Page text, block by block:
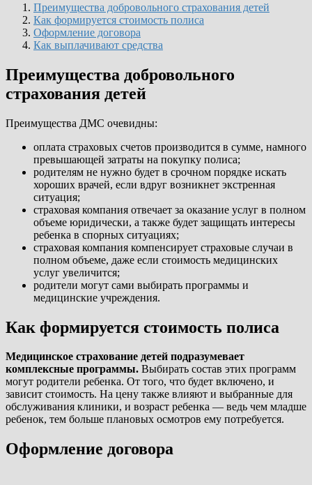
Преимущества добровольного страхования детей
Как формируется стоимость полиса
Оформление договора
Как выплачивают средства
Преимущества добровольного
страхования детей
Преимущества ДМС очевидны:
оплата страховых счетов производится в сумме, намного
превышающей затраты на покупку полиса;
родителям не нужно будет в срочном порядке искать
хороших врачей, если вдруг возникнет экстренная
ситуация;
страховая компания отвечает за оказание услуг в полном
объеме юридически, а также будет защищать интересы
ребенка в спорных ситуациях;
страховая компания компенсирует страховые случаи в
полном объеме, даже если стоимость медицинских
услуг увеличится;
родители могут сами выбирать программы и
медицинские учреждения.
Как формируется стоимость полиса
Медицинское страхование детей подразумевает
комплексные программы. Выбирать состав этих программ
могут родители ребенка. От того, что будет включено, и
зависит стоимость. На цену также влияют и выбранные для
обслуживания клиники, и возраст ребенка — ведь чем младше
ребенок, тем больше плановых осмотров ему потребуется.
Оформление договора